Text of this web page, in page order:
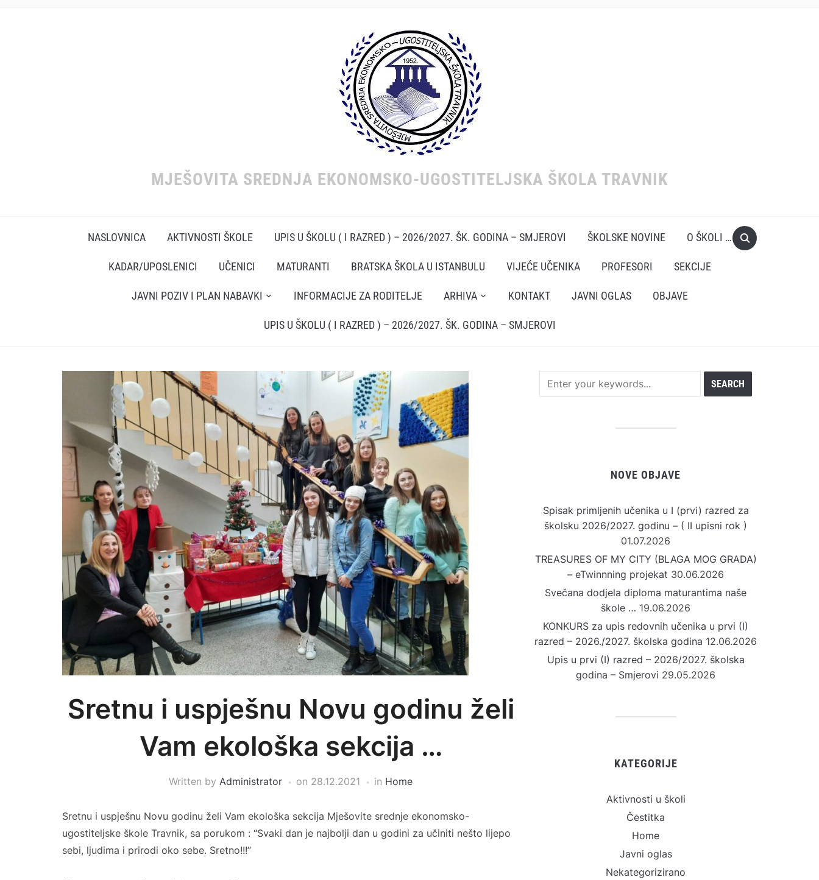
MJEŠOVITA SREDNJA EKONOMSKO-UGOSTITELJSKA ŠKOLA TRAVNIK
NASLOVNICA AKTIVNOSTI ŠKOLE UPIS U ŠKOLU ( I RAZRED ) – 2026/2027. ŠK. GODINA – SMJEROVI ŠKOLSKE NOVINE O ŠKOLI …
KADAR/UPOSLENICI UČENICI MATURANTI BRATSKA ŠKOLA U ISTANBULU VIJEĆE UČENIKA PROFESORI SEKCIJE
JAVNI POZIV I PLAN NABAVKI INFORMACIJE ZA RODITELJE ARHIVA KONTAKT JAVNI OGLAS OBJAVE
UPIS U ŠKOLU ( I RAZRED ) – 2026/2027. ŠK. GODINA – SMJEROVI
Sretnu i uspješnu Novu godinu želi
Vam ekološka sekcija …
Written by Administrator on 28.12.2021 in Home
Sretnu i uspješnu Novu godinu želi Vam ekološka sekcija Mješovite srednje ekonomsko-
ugostiteljske škole Travnik, sa porukom : “Svaki dan je najbolji dan u godini za učiniti nešto lijepo
sebi, ljudima i prirodi oko sebe. Sretno!!!”
NOVE OBJAVE
Spisak primljenih učenika u I (prvi) razred za
školsku 2026/2027. godinu – ( II upisni rok )
01.07.2026
TREASURES OF MY CITY (BLAGA MOG GRADA)
– eTwinnning projekat 30.06.2026
Svečana dodjela diploma maturantima naše
škole … 19.06.2026
KONKURS za upis redovnih učenika u prvi (I)
razred – 2026./2027. školska godina 12.06.2026
Upis u prvi (I) razred – 2026/2027. školska
godina – Smjerovi 29.05.2026
KATEGORIJE
Aktivnosti u školi
Čestitka
Home
Javni oglas
Nekategorizirano